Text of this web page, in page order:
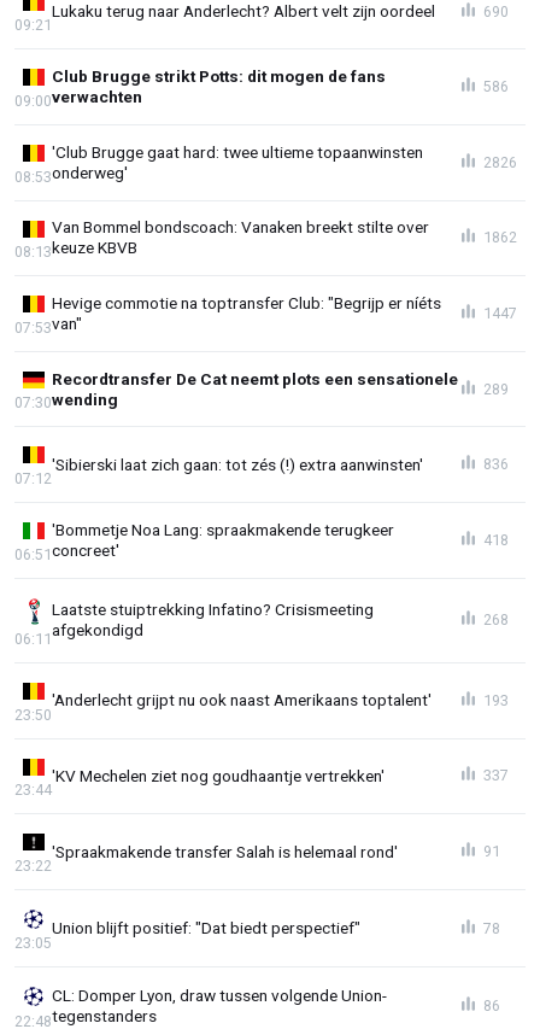
Lukaku terug naar Anderlecht? Albert velt zijn oordeel
09:21
690
Club Brugge strikt Potts: dit mogen de fans
verwachten
09:00
586
'Club Brugge gaat hard: twee ultieme topaanwinsten
onderweg'
08:53
2826
Van Bommel bondscoach: Vanaken breekt stilte over
keuze KBVB
08:13
1862
Hevige commotie na toptransfer Club: "Begrijp er níéts
van"
07:53
1447
Recordtransfer De Cat neemt plots een sensationele
wending
07:30
289
'Sibierski laat zich gaan: tot zés (!) extra aanwinsten'
07:12
836
'Bommetje Noa Lang: spraakmakende terugkeer
concreet'
06:51
418
Laatste stuiptrekking Infatino? Crisismeeting
afgekondigd
06:11
268
'Anderlecht grijpt nu ook naast Amerikaans toptalent'
23:50
193
'KV Mechelen ziet nog goudhaantje vertrekken'
23:44
337
'Spraakmakende transfer Salah is helemaal rond'
23:22
91
Union blijft positief: "Dat biedt perspectief"
23:05
78
CL: Domper Lyon, draw tussen volgende Union-
tegenstanders
22:48
86